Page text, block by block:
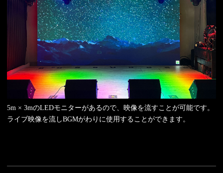
5m × 3mのLEDモニターがあるので、映像を流すことが可能です。
ライブ映像を流しBGMがわりに使用することができます。